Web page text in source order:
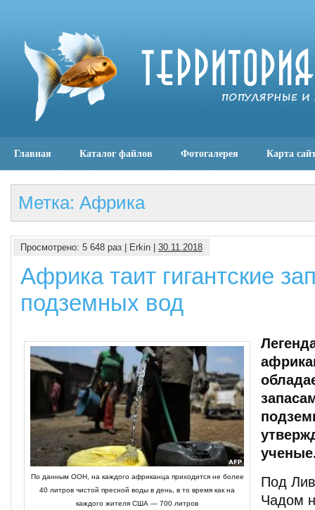
Главная Каталог файлов Фотогалерея Карта
Метка: Африка
Просмотрено: 5 648 раз | Erkin | 30.11.2018
Африка таит гигантские
подземных вод
По данным ООН, на каждого африканца приходится не более
40 литров чистой пресной воды в день, в то время как на
каждого жителя США — 700 литров
Под
Чадом